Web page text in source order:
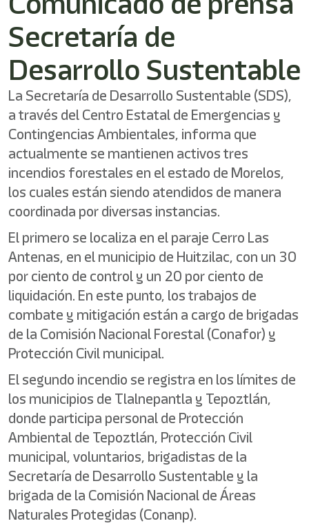
Secretaría de
Desarrollo Sustentable
La Secretaría de Desarrollo Sustentable (SDS),
a través del Centro Estatal de Emergencias y
Contingencias Ambientales, informa que
actualmente se mantienen activos tres
incendios forestales en el estado de Morelos,
los cuales están siendo atendidos de manera
coordinada por diversas instancias.
El primero se localiza en el paraje Cerro Las
Antenas, en el municipio de Huitzilac, con un 30
por ciento de control y un 20 por ciento de
liquidación. En este punto, los trabajos de
combate y mitigación están a cargo de brigadas
de la Comisión Nacional Forestal (Conafor) y
Protección Civil municipal.
El segundo incendio se registra en los límites de
los municipios de Tlalnepantla y Tepoztlán,
donde participa personal de Protección
Ambiental de Tepoztlán, Protección Civil
municipal, voluntarios, brigadistas de la
Secretaría de Desarrollo Sustentable y la
brigada de la Comisión Nacional de Áreas
Naturales Protegidas (Conanp).